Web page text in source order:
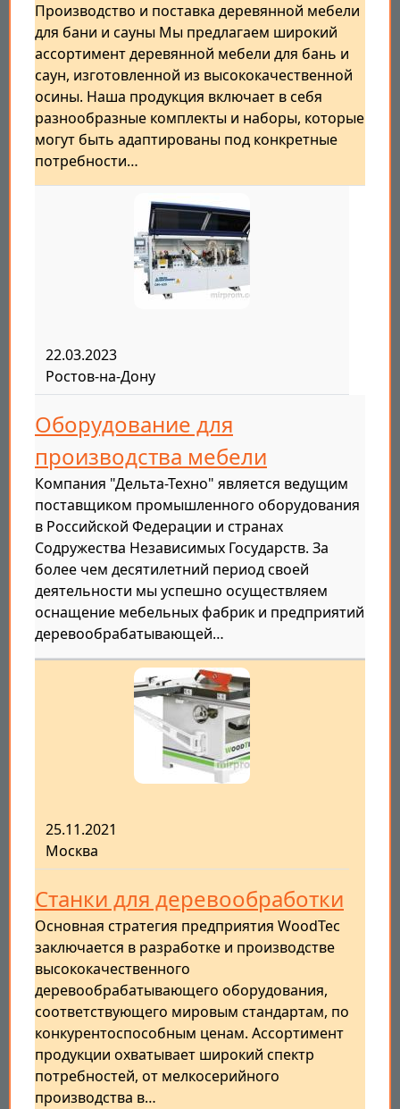
Производство и поставка деревянной мебели
для бани и сауны Мы предлагаем широкий
ассортимент деревянной мебели для бань и
саун, изготовленной из высококачественной
осины. Наша продукция включает в себя
разнообразные комплекты и наборы, которые
могут быть адаптированы под конкретные
потребности…
22.03.2023
Ростов-на-Дону
Оборудование для
производства мебели
Компания "Дельта-Техно" является ведущим
поставщиком промышленного оборудования
в Российской Федерации и странах
Содружества Независимых Государств. За
более чем десятилетний период своей
деятельности мы успешно осуществляем
оснащение мебельных фабрик и предприятий
деревообрабатывающей…
25.11.2021
Москва
Станки для деревообработки
Основная стратегия предприятия WoodTec
заключается в разработке и производстве
высококачественного
деревообрабатывающего оборудования,
соответствующего мировым стандартам, по
конкурентоспособным ценам. Ассортимент
продукции охватывает широкий спектр
потребностей, от мелкосерийного
производства в…